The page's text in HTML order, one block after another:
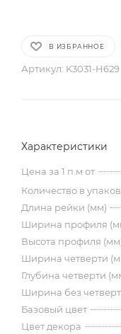
В ИЗБРАННОЕ
Артикул: K3031-H629
Характеристики
Цена за 1 п.м от
Количество в
Длина рейки (мм)
Ширина профиля
Высота профиля
Ширина четверти
Глубина четверти
Ширина без
Базовый цвет
Цвет декора